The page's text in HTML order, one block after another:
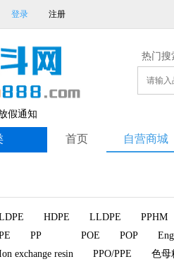
登录 注册
热门搜
的通知
假通知
放假通知
首页 自营商城
HDPE LLDPE PPHM
PP POE POP
exchange resin
PPO/PPE 色母